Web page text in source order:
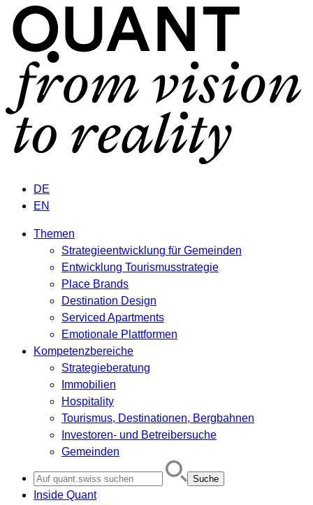
DE
EN
Themen
Strategieentwicklung für Gemeinden
Entwicklung Tourismusstrategie
Place Brands
Destination Design
Serviced Apartments
Emotionale Plattformen
Kompetenzbereiche
Strategieberatung
Immobilien
Hospitality
Tourismus, Destinationen, Bergbahnen
Investoren- und Betreibersuche
Gemeinden
for:
Inside Quant